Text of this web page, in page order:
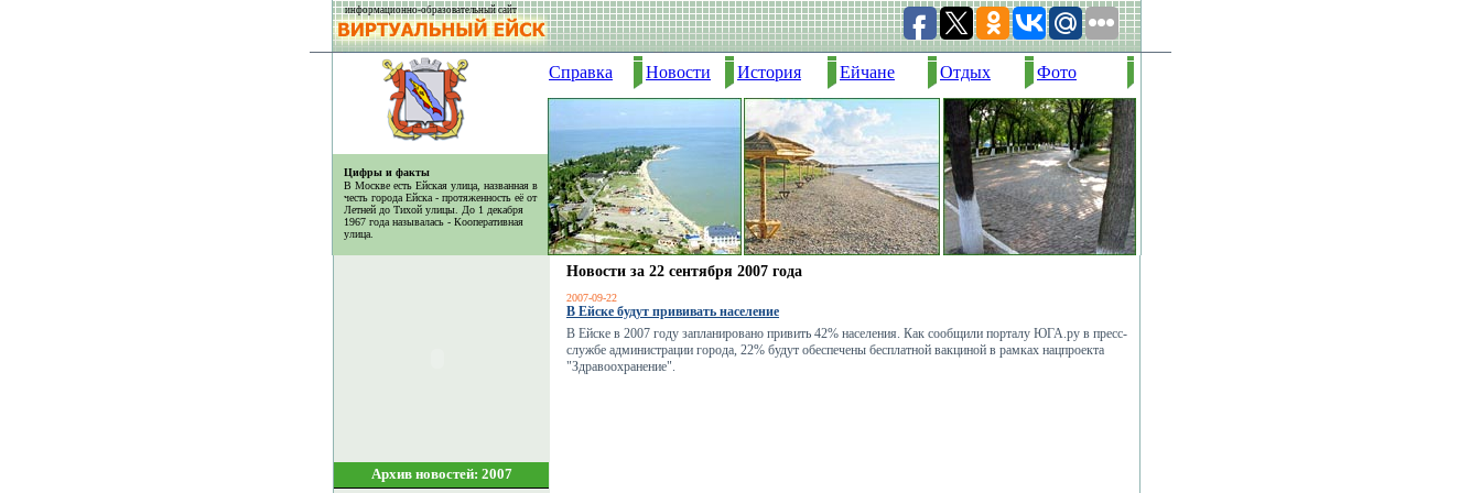
информационно-образовательный сайт
Цифры и факты
В Москве есть Ейская улица, названная в
честь города Ейска - протяженность её от
Летней до Тихой улицы. До 1 декабря
1967 года называлась - Кооперативная
улица.
Справка Новости История Ейчане Отдых Фото
Новости за 22 сентября 2007 года
2007-09-22
В Ейске будут прививать население
В Ейске в 2007 году запланировано привить 42% населения. Как сообщили порталу ЮГА.ру в пресс-
службе администрации города, 22% будут обеспечены бесплатной вакциной в рамках нацпроекта
"Здравоохранение".
Архив новостей: 2007